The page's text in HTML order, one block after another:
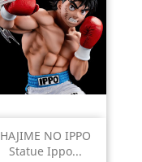
HAJIME NO IPPO
Statue Ippo...